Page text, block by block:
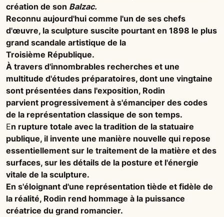
création de son Balzac.
Reconnu aujourd'hui comme l'un de ses chefs
d'œuvre, la sculpture suscite pourtant en 1898 le plus
grand scandale artistique de la
Troisième République.
À travers d'innombrables recherches et une
multitude d'études préparatoires, dont une vingtaine
sont présentées dans l'exposition, Rodin
parvient progressivement à s'émanciper des codes
de la représentation classique de son temps.
En rupture totale avec la tradition de la statuaire
publique, il invente une manière nouvelle qui repose
essentiellement sur le traitement de la matière et des
surfaces, sur les détails de la posture et l'énergie
vitale de la sculpture.
En s'éloignant d'une représentation tiède et fidèle de
la réalité, Rodin rend hommage à la puissance
créatrice du grand romancier.